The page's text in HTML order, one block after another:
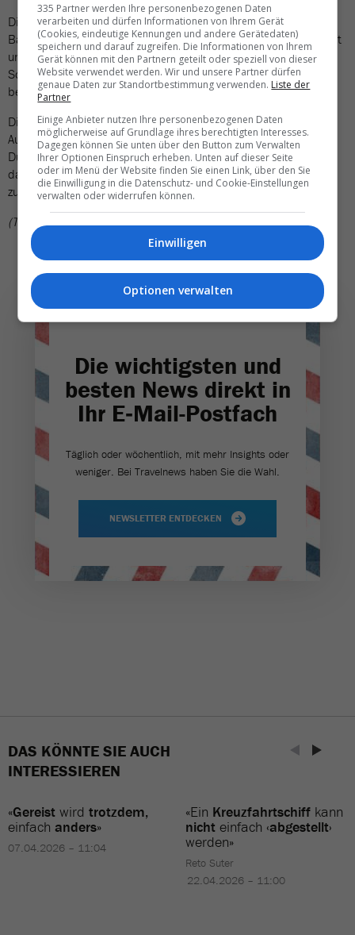
Die Zahl der Passagiere sollte auf drei Millionen steigen, hatte
Bauer gesagt. Genau diese Zahl hat die Edelweiss 2024 erreicht
und damit eine Punktlandung hingelegt. 2023 hatte die
Schwester-Airline der Swiss noch 2,7 Millionen Reisende
befördert.
Die Zahl der Flüge nahm um 7,9 Prozent auf 20'400 zu. Die
Auslastung der Maschinen ist allerdings leicht gesunken: Im
Durchschnitt waren 82 von 100 Sitzen belegt, nach 83 im Jahr
davor. Damit hat Bauer sein Ziel, die Auslastung auf 85 Prozent
zu verbessern, nicht geschafft.
(TN)
Die wichtigsten und
besten News direkt in
Ihr E‑Mail-Postfach
Täglich oder wöchentlich, mit mehr Insights oder
weniger. Bei Travel­news haben Sie die Wahl.
NEWSLETTER ENTDECKEN
DAS KÖNNTE SIE AUCH
INTERESSIEREN
«Gereist wird trotzdem,
einfach anders»
07.04.2026 – 11:04
«Ein Kreuzfahrtschiff kann
nicht einfach ‹abgestellt›
werden»
Reto Suter
22.04.2026 – 11:00
335 Partner werden Ihre personenbezogenen Daten
verarbeiten und dürfen Informationen von Ihrem Gerät
(Cookies, eindeutige Kennungen und andere Gerätedaten)
speichern und darauf zugreifen. Die Informationen von Ihrem
Gerät können mit den Partnern geteilt oder speziell von dieser
Website verwendet werden. Wir und unsere Partner dürfen
genaue Daten zur Standortbestimmung verwenden. Liste der
Partner
Einige Anbieter nutzen Ihre personenbezogenen Daten
möglicherweise auf Grundlage ihres berechtigten Interesses.
Dagegen können Sie unten über den Button zum Verwalten
Ihrer Optionen Einspruch erheben. Unten auf dieser Seite
oder im Menü der Website finden Sie einen Link, über den Sie
die Einwilligung in die Datenschutz- und Cookie-Einstellungen
verwalten oder widerrufen können.
Einwilligen
Optionen verwalten